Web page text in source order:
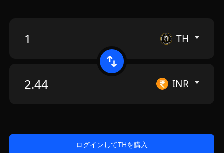
TH
INR
ログインしてTHを購入